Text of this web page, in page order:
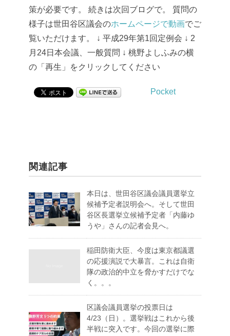
策が必要です。
続きは次回ブログで。
質問の
様子は世田谷区議会のホームページで動画でご
覧いただけます。
↓ 平成29年第1回定例会 ↓ 2
月24日本会議、一般質問 ↓ 桃野よしふみの横
の「再生」をクリックしてください
Pocket
関連記事
本日は、世田谷区議会議員選挙立
候補予定者説明会へ。そして世田
谷区長選挙立候補予定者「内藤ゆ
うや」さんの記者会見へ。
稲田防衛大臣、今度は東京都議選
の応援演説で大暴言。これは自衛
隊の政治的中立を脅かすだけでな
く。。。
区議会議員選挙の投票日は
4/23（日）。選挙戦はこれから後
半戦に突入です。今回の選挙に際